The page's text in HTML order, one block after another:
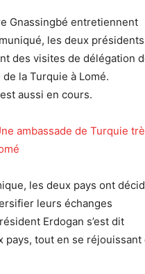
Gnassingbé entretiennent
les deux
des visites de délégation
la Turquie à Lomé.
aussi en cours.
ambassade de Turquie
les deux pays ont
leurs échanges
Erdogan s’est dit
tout en se réjouissant